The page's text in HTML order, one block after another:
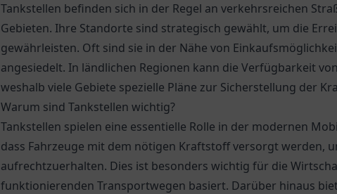
Tankstellen befinden sich in der Regel an verkehrsreichen
Gebieten. Ihre Standorte sind strategisch gewählt, um die
gewährleisten. Oft sind sie in der Nähe von
angesiedelt. In ländlichen Regionen kann die Verfügbarkeit
weshalb viele Gebiete spezielle Pläne zur Sicherstellung der
Warum sind Tankstellen wichtig?
Tankstellen spielen eine essentielle Rolle in der modernen
dass Fahrzeuge mit dem nötigen Kraftstoff versorgt werden,
aufrechtzuerhalten. Dies ist besonders wichtig für die
funktionierenden Transportwegen basiert. Darüber hinaus